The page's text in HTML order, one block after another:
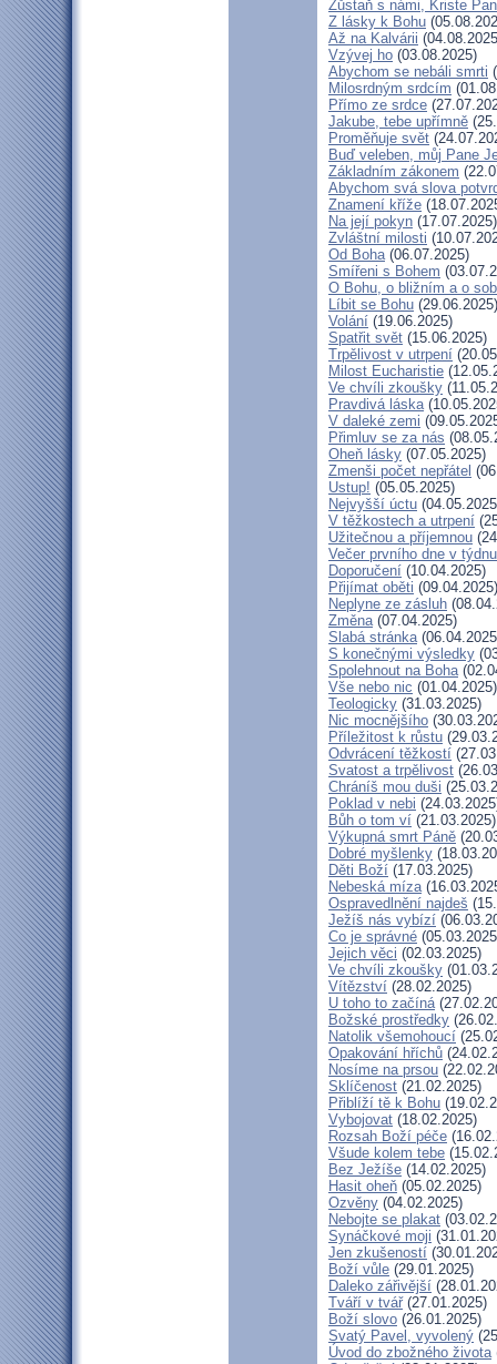
Zůstaň s námi, Kriste
Z lásky k Bohu
Až na Kalvárii
Vzývej ho (03.08.2025)
Abychom se nebáli smrti
Milosrdným srdcím
Přímo ze srdce
Jakube, tebe upřímně
Proměňuje svět
Buď veleben, můj Pane
Základním zákonem
Abychom svá slova
Znamení kříže
Na její pokyn (17.07.2025)
Zvláštní milosti
Od Boha(06.07.2025)
Smířeni s Bohem
O Bohu, o bližním a o
Líbit se Bohu (29.06.2025)
Volání (19.06.2025)
Spatřit svět (15.06.2025)
Trpělivost v utrpení
Milost Eucharistie
Ve chvíli zkoušky
Pravdivá láska
V daleké zemi
Přimluv se za nás
Oheň lásky (07.05.2025)
Zmenši počet nepřátel
Ustup! (05.05.2025)
Nejvyšší úctu
V těžkostech a utrpení
Užitečnou a příjemnou
Večer prvního dne v týdnu
Doporučení (10.04.2025)
Přijímat oběti (09.04.2025)
Neplyne ze zásluh
Změna(07.04.2025)
Slabá stránka
S konečnými výsledky
Spolehnout na Boha
Vše nebo nic (01.04.2025)
Teologicky (31.03.2025)
Nic mocnějšího
Příležitost k růstu
Odvrácení těžkostí
Svatost a trpělivost
Chráníš mou duši
Poklad v nebi
Bůh o tom ví (21.03.2025)
Výkupná smrt Páně
Dobré myšlenky
Děti Boží (17.03.2025)
Nebeská míza
Ospravedlnění najdeš
Ježíš nás vybízí
Co je správné
Jejich věci (02.03.2025)
Ve chvíli zkoušky
Vítězství (28.02.2025)
U toho to začíná
Božské prostředky
Natolik všemohoucí
Opakování hříchů
Nosíme na prsou
Sklíčenost (21.02.2025)
Přiblíží tě k Bohu
Vybojovat (18.02.2025)
Rozsah Boží péče
Všude kolem tebe
Bez Ježíše (14.02.2025)
Hasit oheň (05.02.2025)
Ozvěny (04.02.2025)
Nebojte se plakat
Synáčkové moji
Jen zkušeností
Boží vůle (29.01.2025)
Daleko zářivější
Tváří v tvář(27.01.2025)
Boží slovo (26.01.2025)
Svatý Pavel, vyvolený
Úvod do zbožného života